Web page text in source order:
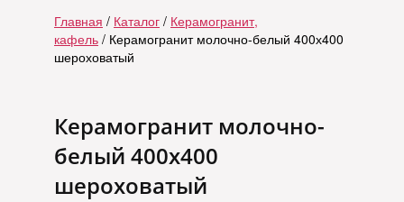
Главная / Каталог / Керамогранит,
кафель / Керамогранит молочно-белый 400х400
шероховатый
Керамогранит молочно-
белый 400х400
шероховатый